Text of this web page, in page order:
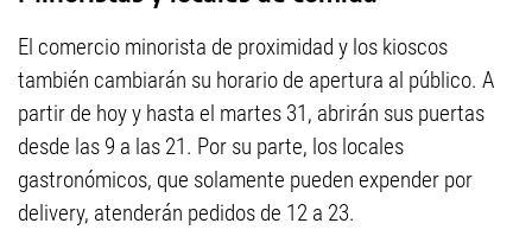
El comercio minorista de proximidad y los kioscos
también cambiarán su horario de apertura al público. A
partir de hoy y hasta el martes 31, abrirán sus puertas
desde las 9 a las 21. Por su parte, los locales
gastronómicos, que solamente pueden expender por
delivery, atenderán pedidos de 12 a 23.